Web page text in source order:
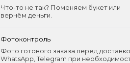
Что-то не так? Поменяем букет или
вернём деньги.
Фотоконтроль
Фото готового заказа перед
WhatsApp, Telegram при